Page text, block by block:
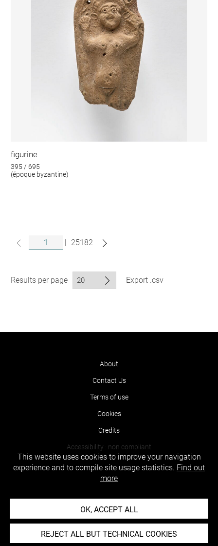
figurine
395 / 695
(époque byzantine)
| 25182
Results per page Export .csv
About
Contact Us
Terms of use
Cookies
Credits
Accessibility : non compliant
This website uses cookies to improve your navigation
experience and to compile site usage statistics. Find out
more
OK, ACCEPT ALL
REJECT ALL BUT TECHNICAL COOKIES